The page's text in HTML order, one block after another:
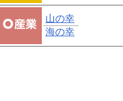
山の幸
海の幸